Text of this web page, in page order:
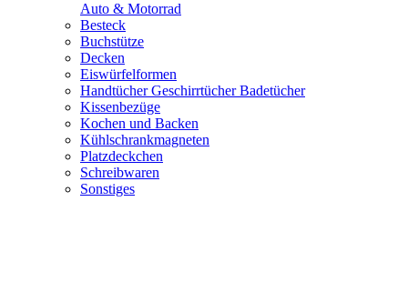
Auto & Motorrad
Besteck
Buchstütze
Decken
Eiswürfelformen
Handtücher Geschirrtücher Badetücher
Kissenbezüge
Kochen und Backen
Kühlschrankmagneten
Platzdeckchen
Schreibwaren
Sonstiges